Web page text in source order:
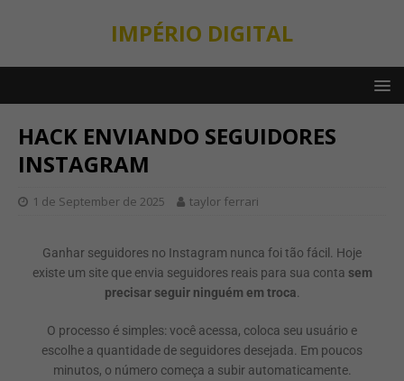
IMPÉRIO DIGITAL
HACK ENVIANDO SEGUIDORES
INSTAGRAM
1 de September de 2025 taylor ferrari
Ganhar seguidores no Instagram nunca foi tão fácil. Hoje
existe um site que envia seguidores reais para sua conta sem
precisar seguir ninguém em troca
O processo é simples: você acessa, coloca seu usuário e
escolhe a quantidade de seguidores desejada. Em poucos
minutos, o número começa a subir automaticamente.